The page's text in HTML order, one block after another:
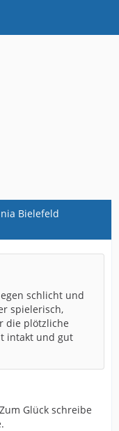
Bielefeld
schlicht und
spielerisch,
die plötzliche
intakt und gut
Glück schreibe